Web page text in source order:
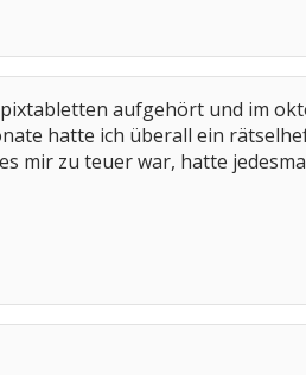
aufgehört und im
hatte ich überall ein
mir zu teuer war, hatte